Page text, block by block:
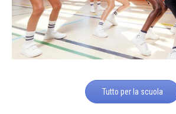
Tutto per la scuola